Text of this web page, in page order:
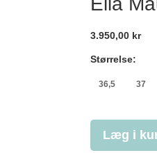
3.950,00 kr
Størrelse:
36,5 37
Læg i